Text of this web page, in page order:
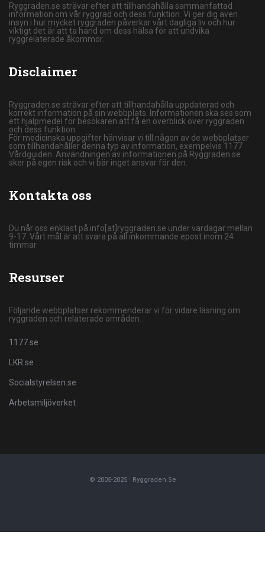
Ryggraden.se strävar efter att tillhandahålla sammanfattad
information om vår ryggrad och dess funktion. Vi ger dig även
insyn i hur mycket ryggraden påverkar vårt dagliga liv och hur
viktigt det är att ta hand om dess hälsa för att undvika
ryggrelaterade åkommor.
Disclaimer
Ryggraden.se strävar efter att tillhandahålla uppdaterad och
korrekt information på sin webbplats. Informationen ska ses som
ett hjälpmedel för besökaren att få en överblick över ryggraden
och dess funktion.
För medicinska uppgifter hänvisar vi till någon av de webbplatser
som tillhandahåller denna typ av information, exempelvis 1177
Vårdguiden. Användningen av informationen på Ryggraden.se
sker på egen risk och vi bär inget ansvar för den.
Kontakta oss
Du når oss enklast på info[at]ryggraden.se under vardagar mellan
9-17. Vårt mål är att svara på all inkommande epost inom 24
timmar.
Resurser
Följande webbplatser rekommenderar vi för vidare läsning om
ryggraden och relaterade områden.
1177.se
LKR.se
Socialstyrelsen.se
Arbetsmiljöverket
© 2005-2025 · Ryggraden.se